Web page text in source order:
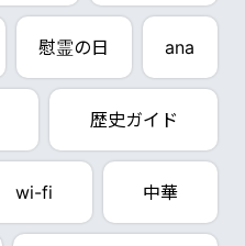
慰霊の日 ana
歴史ガイド
wi-fi 中華